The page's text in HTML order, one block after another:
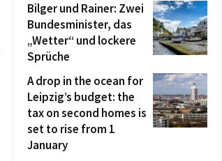
Bilger und Rainer: Zwei
Bundesminister, das
„Wetter“ und lockere
Sprüche
A drop in the ocean for
Leipzig’s budget: the
tax on second homes is
set to rise from 1
January